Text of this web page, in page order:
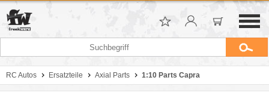
RC Autos Ersatzteile Axial Parts 1:10 Parts Capra